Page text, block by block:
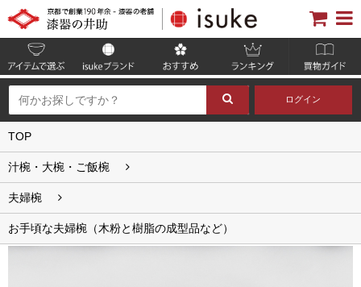
ログイン
TOP
汁椀・大椀・ご飯椀
夫婦椀
お手頃な夫婦椀（木粉と樹脂の成型品など）